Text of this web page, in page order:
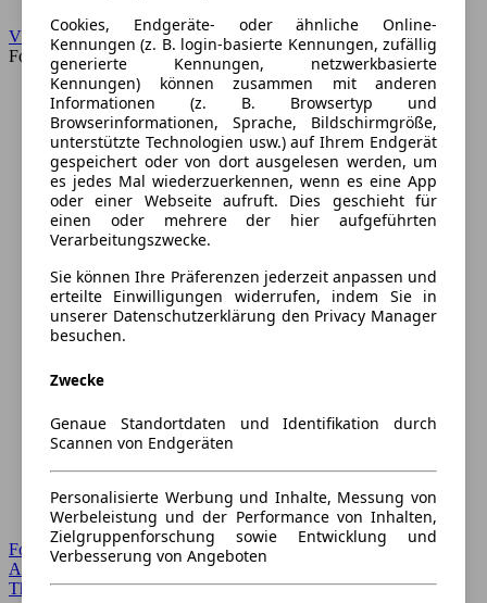
VW
Forum
Forum Startseite
Alle Auto-Foren
Themen-Forum
Cookies, Endgeräte- oder ähnliche Online-
Kennungen (z. B. login-basierte Kennungen, zufällig
generierte Kennungen, netzwerkbasierte
Kennungen) können zusammen mit anderen
Informationen (z. B. Browsertyp und
Browserinformationen, Sprache, Bildschirmgröße,
unterstützte Technologien usw.) auf Ihrem Endgerät
gespeichert oder von dort ausgelesen werden, um
es jedes Mal wiederzuerkennen, wenn es eine App
oder einer Webseite aufruft. Dies geschieht für
einen oder mehrere der hier aufgeführten
Verarbeitungszwecke.
Sie können Ihre Präferenzen jederzeit anpassen und
erteilte Einwilligungen widerrufen, indem Sie in
unserer Datenschutzerklärung den Privacy Manager
besuchen.
Zwecke
Genaue Standortdaten und Identifikation durch
Scannen von Endgeräten
Personalisierte Werbung und Inhalte, Messung von
Werbeleistung und der Performance von Inhalten,
Zielgruppenforschung sowie Entwicklung und
Verbesserung von Angeboten